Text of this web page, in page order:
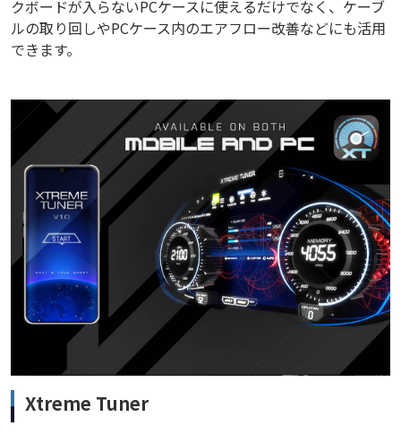
クボードが入らないPCケースに使えるだけでなく、ケーブ
ルの取り回しやPCケース内のエアフロー改善などにも活用
できます。
Xtreme Tuner